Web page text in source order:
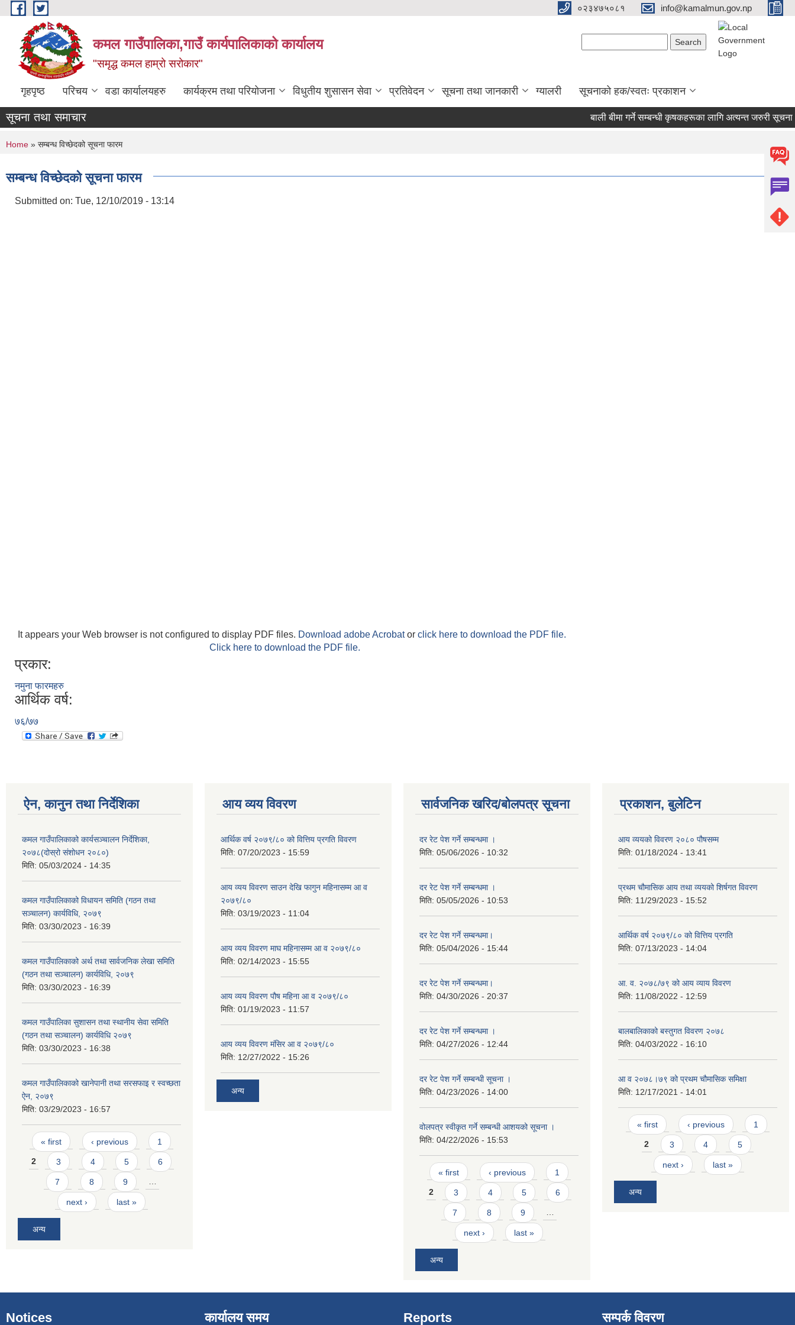
Skip to main content ०२३४७५०८१ info@kamalmun.gov.np
कमल गाउँपालिका,गाउँ कार्यपालिकाको कार्यालय
"समृद्ध कमल हाम्रो सरोकार"
गृहपृष्ठ परिचय वडा कार्यालयहरु कार्यक्रम तथा परियोजना विधुतीय शुसासन सेवा प्रतिवेदन सूचना तथा जानकारी ग्यालरी सूचनाको हक/स्वतः प्रकाशन
सूचना तथा समाचार बाली बीमा गर्ने सम्बन्धी कृषकहरूका लागि अत्यन्त जरुरी सूचना।
You are here
Home » सम्बन्ध विच्छेदको सूचना फारम
सम्बन्ध विच्छेदको सूचना फारम
Submitted on: Tue, 12/10/2019 - 13:14
It appears your Web browser is not configured to display PDF files. Download adobe Acrobator click here to download the PDF file.
Click here to download the PDF file.
प्रकार:
नमुना फारमहरु
आर्थिक वर्ष:
७६/७७
ऐन, कानुन तथा निर्देशिका
कमल गाउँपालिकाको कार्यसञ्चालन निर्देशिका,
२०७८(दोस्रो संशोधन २०८०)
मिति: 05/03/2024 - 14:35
कमल गाउँपालिकाको विधायन समिति (गठन तथा
सञ्चालन) कार्यविधि, २०७९
मिति: 03/30/2023 - 16:39
कमल गाउँपालिकाको अर्थ तथा सार्वजनिक लेखा समिति
(गठन तथा सञ्चालन) कार्यविधि, २०७९
मिति: 03/30/2023 - 16:39
कमल गाउँपालिका सुशासन तथा स्थानीय सेवा समिति
(गठन तथा सञ्चालन) कार्यविधि २०७९
मिति: 03/30/2023 - 16:38
कमल गाउँपालिकाको खानेपानी तथा सरसफाइ र स्वच्छता
ऐन, २०७९
मिति: 03/29/2023 - 16:57
Pages
« first ‹ previous 1
2 3 4 5 6
7 8 9 …
next › last »
अन्य
आय व्यय विवरण
आर्थिक वर्ष २०७९/८० को वित्तिय प्रगति विवरण
मिति: 07/20/2023 - 15:59
आय व्यय विवरण साउन देखि फागुन महिनासम्म आ व
२०७९/८०
मिति: 03/19/2023 - 11:04
आय व्यय विवरण माघ महिनासम्म आ व २०७९/८०
मिति: 02/14/2023 - 15:55
आय व्यय विवरण पौष महिना आ व २०७९/८०
मिति: 01/19/2023 - 11:57
आय व्यय विवरण मंसिर आ व २०७९/८०
मिति: 12/27/2022 - 15:26
अन्य
सार्वजनिक खरिद/बोलपत्र सूचना
दर रेट पेश गर्ने सम्बन्धमा ।
मिति: 05/06/2026 - 10:32
दर रेट पेश गर्ने सम्बन्धमा ।
मिति: 05/05/2026 - 10:53
दर रेट पेश गर्ने सम्बन्धमा।
मिति: 05/04/2026 - 15:44
दर रेट पेश गर्ने सम्बन्धमा।
मिति: 04/30/2026 - 20:37
दर रेट पेश गर्ने सम्बन्धमा ।
मिति: 04/27/2026 - 12:44
दर रेट पेश गर्ने सम्बन्धी सूचना ।
मिति: 04/23/2026 - 14:00
वोलपत्र स्वीकृत गर्ने सम्बन्धी आशयको सूचना ।
मिति: 04/22/2026 - 15:53
Pages
« first ‹ previous 1
2 3 4 5 6
7 8 9 …
next › last »
अन्य
प्रकाशन, बुलेटिन
आय व्ययको विवरण २०८० पौषसम्म
मिति: 01/18/2024 - 13:41
प्रथम चौमासिक आय तथा व्ययको शिर्षगत विवरण
मिति: 11/29/2023 - 15:52
आर्थिक वर्ष २०७९/८० को वित्तिय प्रगति
मिति: 07/13/2023 - 14:04
आ. व. २०७८/७९ को आय व्याय विवरण
मिति: 11/08/2022 - 12:59
बालबालिकाको बस्तुगत विवरण २०७८
मिति: 04/03/2022 - 16:10
आ व २०७८।७९ को प्रथम चौमासिक समिक्षा
मिति: 12/17/2021 - 14:01
Pages
« first ‹ previous 1
2 3 4 5
next › last »
अन्य
Notices कार्यालय समय Reports सम्पर्क विवरण